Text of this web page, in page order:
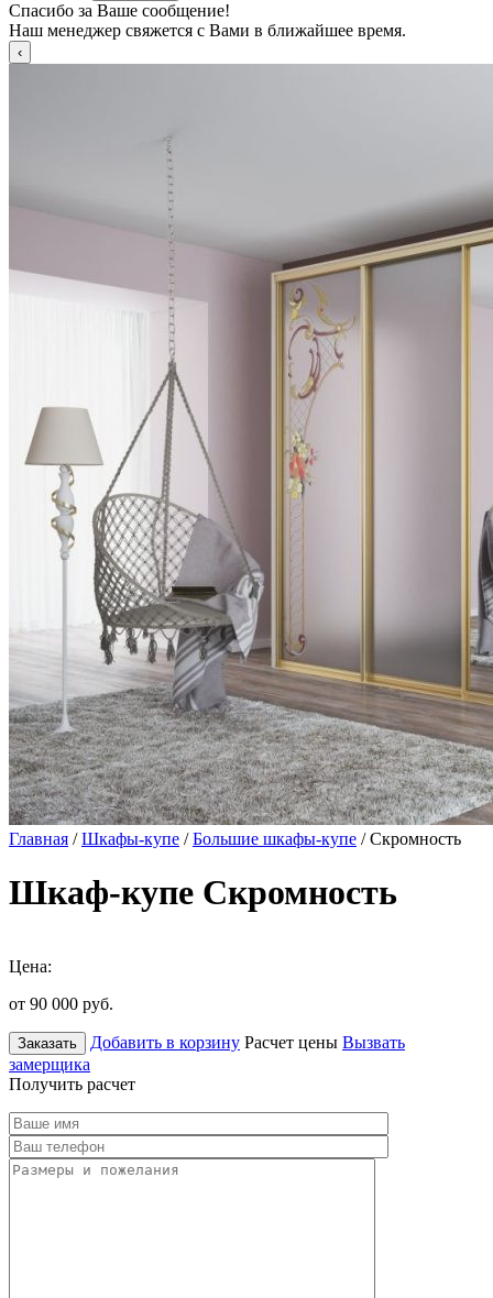
Спасибо за Ваше сообщение!
Наш менеджер свяжется с Вами в ближайшее время.
Главная /Шкафы-купе /Большие шкафы-купе / Скромность
Шкаф-купе Скромность
Цена:
от 90 000 руб.
Заказать Добавить в корзину Расчет цены Вызвать
замерщика
Получить расчет